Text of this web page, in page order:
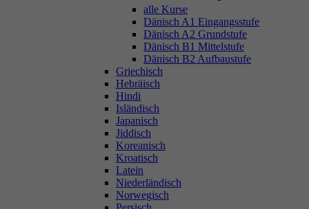
alle Kurse
Dänisch A1 Eingangsstufe
Dänisch A2 Grundstufe
Dänisch B1 Mittelstufe
Dänisch B2 Aufbaustufe
Griechisch
Hebräisch
Hindi
Isländisch
Japanisch
Jiddisch
Koreanisch
Kroatisch
Latein
Niederländisch
Norwegisch